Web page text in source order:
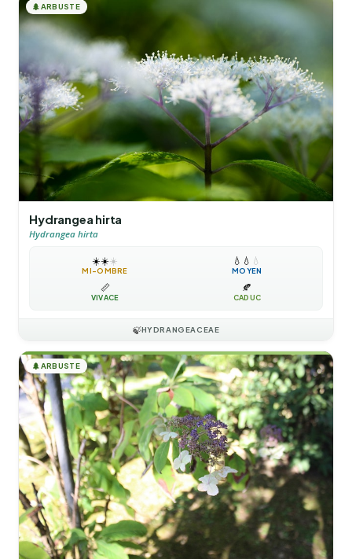
🌲ARBUSTE
Hydrangea hirta
Hydrangea hirta
☀️☀️☀️
MI-OMBRE
💧 💧 💧
MOYEN
📏
VIVACE
🍂
CADUC
🍃HYDRANGEACEAE
🌲ARBUSTE